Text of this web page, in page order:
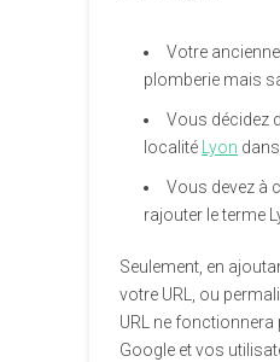
Votre
plomberie mais
Vous décidez
localité Lyon
Vous devez à
rajouter le terme
Seulement, en
votre URL, ou
URL ne fonctionnera
Google et vos